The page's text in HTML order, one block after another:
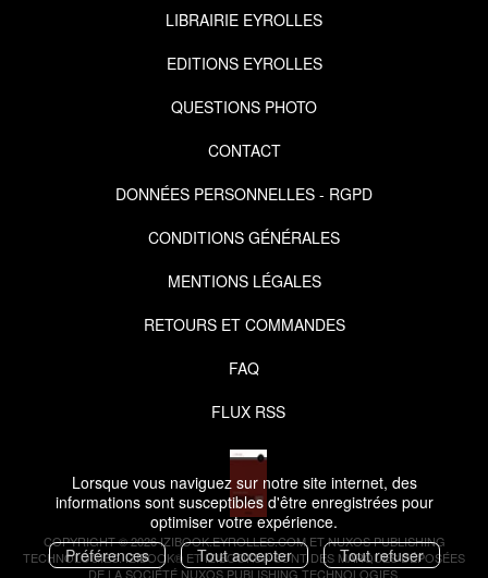
Lorsque vous naviguez sur notre site internet, des
informations sont susceptibles d'être enregistrées pour
optimiser votre expérience.
Préférences
Tout accepter Tout refuser
LIBRAIRIE EYROLLES
EDITIONS EYROLLES
QUESTIONS PHOTO
CONTACT
DONNÉES PERSONNELLES - RGPD
CONDITIONS GÉNÉRALES
MENTIONS LÉGALES
RETOURS ET COMMANDES
FAQ
FLUX RSS
COPYRIGHT © 2026 IZIBOOK.EYROLLES.COM ET NUXOS PUBLISHING
TECHNOLOGIES.IZIBOOK® ETIZIBOOKS®SONT DES MARQUES DÉPOSÉES
DE LA SOCIÉTÉ NUXOS PUBLISHING TECHNOLOGIES.